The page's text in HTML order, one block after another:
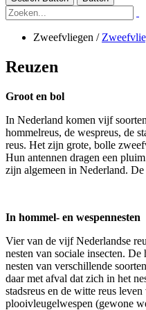
Zweefvliegen /
Reuzen
Groot en bol
In Nederland komen vijf
hommelreus, de wespreus, de
reus. Het zijn grote, bolle
Hun antennen dragen een
zijn algemeen in Nederland.
In hommel- en wespennesten
Vier van de vijf Nederlandse
nesten van sociale insecten.
nesten van verschillende
daar met afval dat zich in het
stadsreus en de witte reus
plooivleugelwespen (gewone